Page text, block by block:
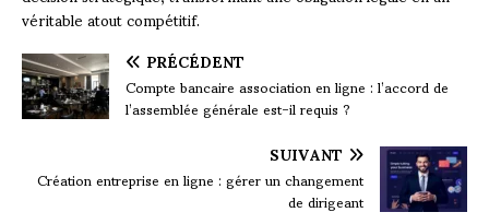
véritable atout compétitif.
PRÉCÉDENT
Compte bancaire association en ligne : l’accord de
l’assemblée générale est-il requis ?
SUIVANT
Création entreprise en ligne : gérer un changement
de dirigeant